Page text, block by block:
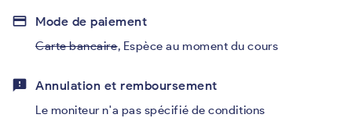
credit_card Mode de paiement
Carte bancaire, Espèce au moment du cours
feedback Annulation et remboursement
Le moniteur n'a pas spécifié de conditions